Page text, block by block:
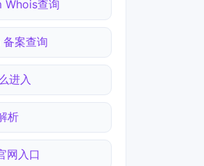
查询
案查询
进入
析
网入口